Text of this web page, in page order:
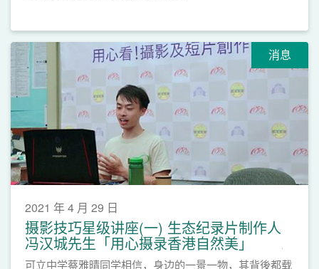
消息
2021 年 4 月 29 日
摄影技巧星级讲座(一) 生态纪录片制作人
冯汉城先生「用心摄录香港自然美」
可立中学蔡雅晴同学相信，身边的一景一物，其背後都载